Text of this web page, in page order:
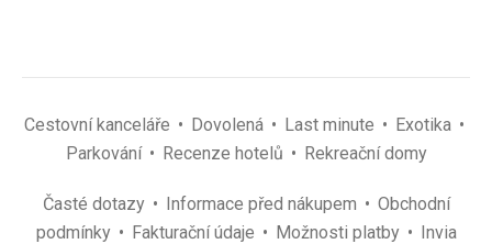
Cestovní kanceláře Dovolená Last minute
Exotika
Parkování
Recenze hotelů Rekreační domy
Časté dotazy Informace před nákupem
Obchodní
podmínky
Fakturační údaje Možnosti platby
Invia